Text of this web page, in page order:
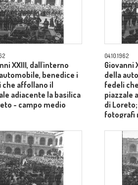
XXIII, dall'interno
benedice i
che affollano il
adiacente la basilica
- campo medio
04.10.1962
Giovanni
della
fedeli
piazzale
di
fotografi